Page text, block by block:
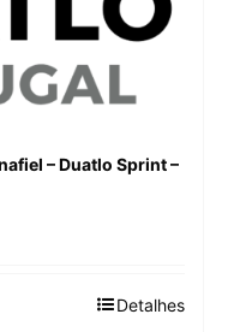
– Duatlo Sprint –
Detalhes